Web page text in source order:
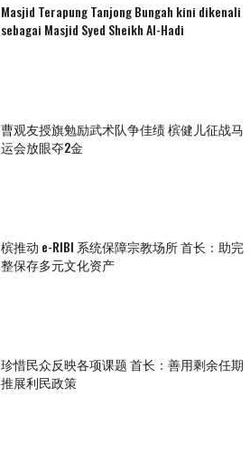
Masjid Terapung Tanjong Bungah kini dikenali
sebagai Masjid Syed Sheikh Al-Hadi
曹观友授旗勉励武术队争佳绩 槟健儿征战马
运会放眼夺2金
槟推动 e-RIBI 系统保障宗教场所 首长：助完
整保存多元文化资产
珍惜民众反映各项课题 首长：善用剩余任期
推展利民政策